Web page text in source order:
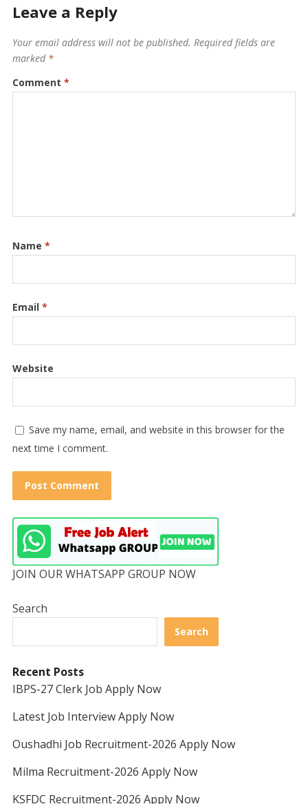
Leave a Reply
Your email address will not be published. Required fields are
marked *
Comment *
Name *
Email *
Website
Save my name, email, and website in this browser for the
next time I comment.
JOIN OUR WHATSAPP GROUP NOW
Search
Search
Recent Posts
IBPS-27 Clerk Job Apply Now
Latest Job Interview Apply Now
Oushadhi Job Recruitment-2026 Apply Now
Milma Recruitment-2026 Apply Now
KSFDC Recruitment-2026 Apply Now